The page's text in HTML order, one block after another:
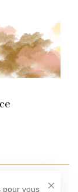
pour vous